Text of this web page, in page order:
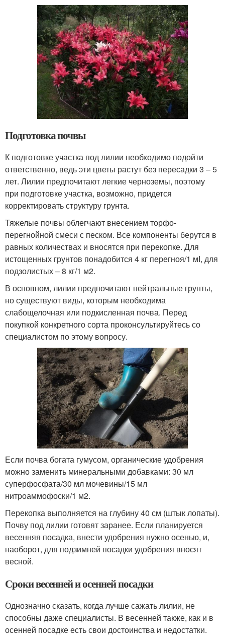
Подготовка почвы
К подготовке участка под лилии необходимо подойти
ответственно, ведь эти цветы растут без пересадки 3 – 5
лет. Лилии предпочитают легкие черноземы, поэтому
при подготовке участка, возможно, придется
корректировать структуру грунта.
Тяжелые почвы облегчают внесением торфо-
перегнойной смеси с песком. Все компоненты берутся в
равных количествах и вносятся при перекопке. Для
истощенных грунтов понадобится 4 кг перегноя/1 мІ, для
подзолистых – 8 кг/1 м2.
В основном, лилии предпочитают нейтральные грунты,
но существуют виды, которым необходима
слабощелочная или подкисленная почва. Перед
покупкой конкретного сорта проконсультируйтесь со
специалистом по этому вопросу.
Если почва богата гумусом, органические удобрения
можно заменить минеральными добавками: 30 мл
суперфосфата/30 мл мочевины/15 мл
нитроаммофоски/1 м2.
Перекопка выполняется на глубину 40 см (штык лопаты).
Почву под лилии готовят заранее. Если планируется
весенняя посадка, внести удобрения нужно осенью, и,
наоборот, для подзимней посадки удобрения вносят
весной.
Сроки весенней и осенней посадки
Однозначно сказать, когда лучше сажать лилии, не
способны даже специалисты. В весенней также, как и в
осенней посадке есть свои достоинства и недостатки.